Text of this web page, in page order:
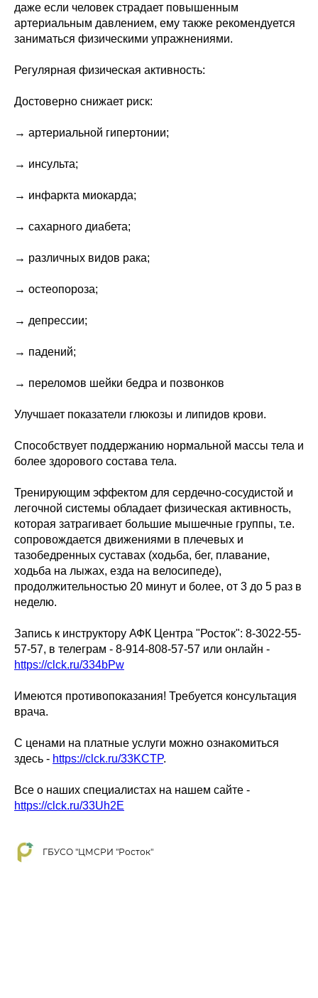
даже если человек страдает повышенным
артериальным давлением, ему также рекомендуется
заниматься физическими упражнениями.
Регулярная физическая активность:
Достоверно снижает риск:
→ артериальной гипертонии;
→ инсульта;
→ инфаркта миокарда;
→ сахарного диабета;
→ различных видов рака;
→ остеопороза;
→ депрессии;
→ падений;
→ переломов шейки бедра и позвонков
Улучшает показатели глюкозы и липидов крови.
Способствует поддержанию нормальной массы тела и
более здорового состава тела.
Тренирующим эффектом для сердечно-сосудистой и
легочной системы обладает физическая активность,
которая затрагивает большие мышечные группы, т.е.
сопровождается движениями в плечевых и
тазобедренных суставах (ходьба, бег, плавание,
ходьба на лыжах, езда на велосипеде),
продолжительностью 20 минут и более, от 3 до 5 раз в
неделю.
Запись к инструктору АФК Центра "Росток": 8-3022-55-
57-57, в телеграм - 8-914-808-57-57 или онлайн -
https://clck.ru/334bPw
Имеются противопоказания! Требуется консультация
врача.
С ценами на платные услуги можно ознакомиться
здесь - https://clck.ru/33KCTP.
Все о наших специалистах на нашем сайте -
https://clck.ru/33Uh2E
ГБУСО "ЦМСРИ "Росток"